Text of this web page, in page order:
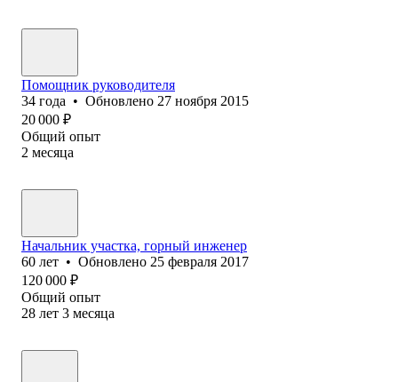
Помощник руководителя
34 года • Обновлено 27 ноября 2015
20 000 ₽
Общий опыт
2 месяца
Начальник участка, горный инженер
60 лет • Обновлено 25 февраля 2017
120 000 ₽
Общий опыт
28 лет 3 месяца